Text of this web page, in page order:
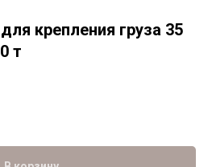
крепления груза 35
т